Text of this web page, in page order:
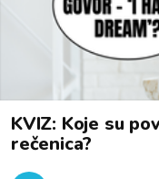
KVIZ: Koje su
rečenica?